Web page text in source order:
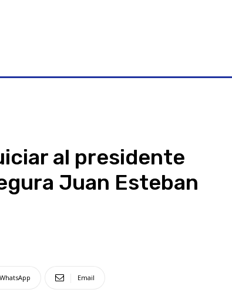
al presidente
Juan Esteban
WhatsApp Email